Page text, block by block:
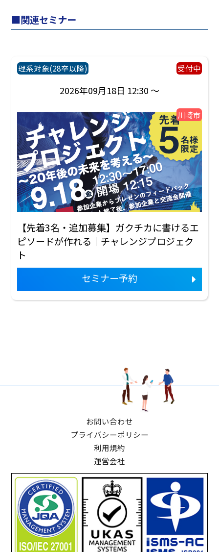
関連セミナー
理系対象(28卒以降) 受付中
2026年09月18日 12:30 ～
川崎市
【先着3名・追加募集】ガクチカに書けるエ
ピソードが作れる｜チャレンジプロジェク
ト
セミナー予約
お問い合わせ
プライバシーポリシー
利用規約
運営会社